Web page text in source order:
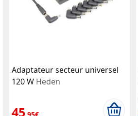
Adaptateur secteur universel
120 W Heden
45,95€